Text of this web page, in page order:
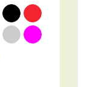
zwartrood
grijsroze